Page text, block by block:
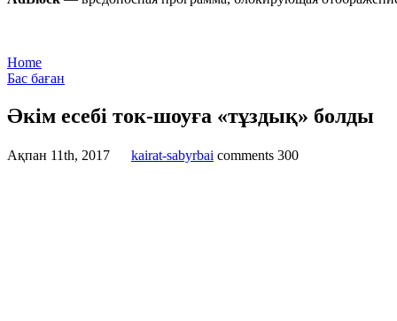
Home
Бас баған
Әкім есебі ток-шоуға «тұздық» болды
Ақпан 11th, 2017 kairat-sabyrbai comments 300